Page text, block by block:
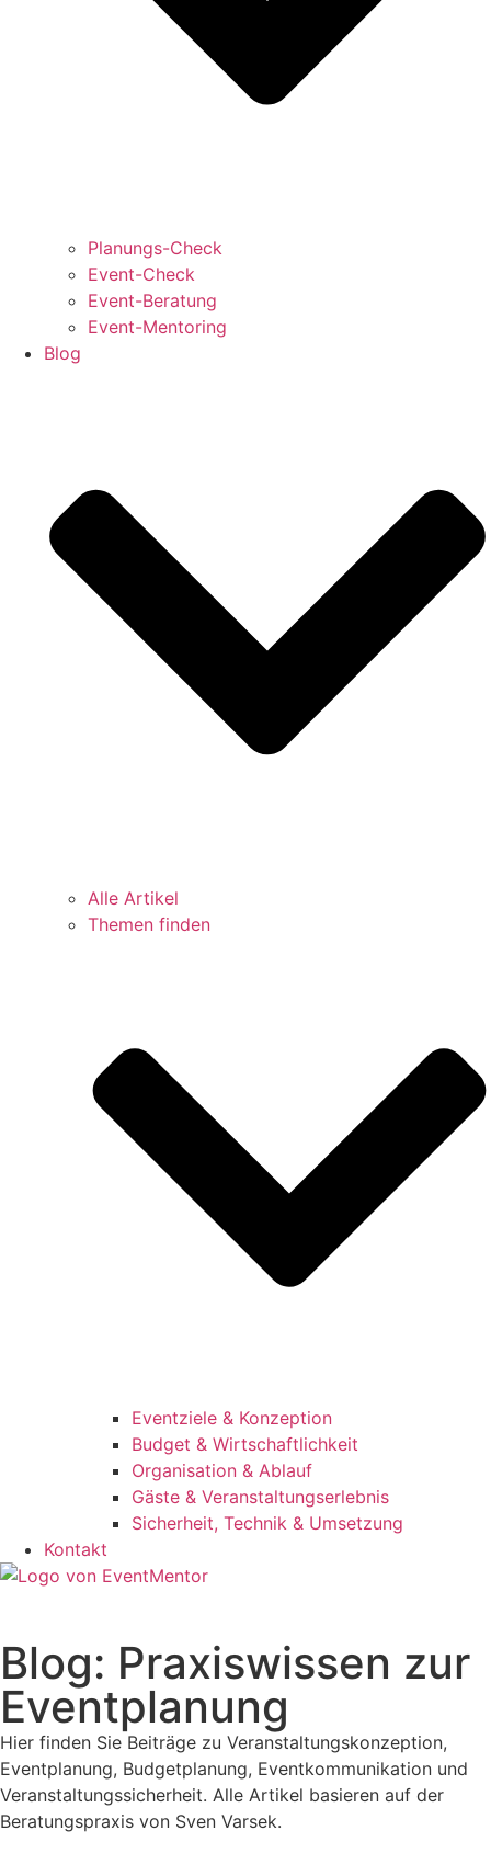
Planungs-Check
Event-Check
Event-Beratung
Event-Mentoring
Blog
Alle Artikel
Themen finden
Eventziele & Konzeption
Budget & Wirtschaftlichkeit
Organisation & Ablauf
Gäste & Veranstaltungserlebnis
Sicherheit, Technik & Umsetzung
Kontakt
Blog: Praxiswissen zur
Eventplanung
Hier finden Sie Beiträge zu Veranstaltungskonzeption,
Eventplanung, Budgetplanung, Eventkommunikation und
Veranstaltungssicherheit. Alle Artikel basieren auf der
Beratungspraxis von Sven Varsek.